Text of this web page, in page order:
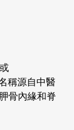
稱源自中醫
骨內緣和脊